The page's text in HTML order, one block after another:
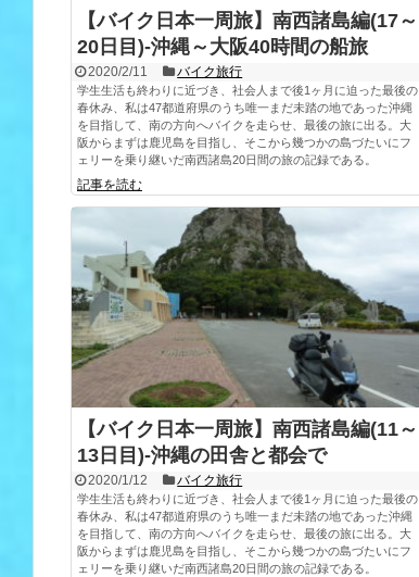
【バイク日本一周旅】南西諸島編(17～
20日目)-沖縄～大阪40時間の船旅
2020/2/11 バイク旅行
学生生活も終わりに近づき、社会人まで後1ヶ月に迫った最後の
春休み、私は47都道府県のうち唯一まだ未踏の地であった沖縄
を目指して、南の方向へバイクを走らせ、最後の旅に出る。大
阪からまずは鹿児島を目指し、そこから幾つかの島づたいにフ
ェリーを乗り継いだ南西諸島20日間の旅の記録である。
記事を読む
【バイク日本一周旅】南西諸島編(11～
13日目)-沖縄の田舎と都会で
2020/1/12 バイク旅行
学生生活も終わりに近づき、社会人まで後1ヶ月に迫った最後の
春休み、私は47都道府県のうち唯一まだ未踏の地であった沖縄
を目指して、南の方向へバイクを走らせ、最後の旅に出る。大
阪からまずは鹿児島を目指し、そこから幾つかの島づたいにフ
ェリーを乗り継いだ南西諸島20日間の旅の記録である。